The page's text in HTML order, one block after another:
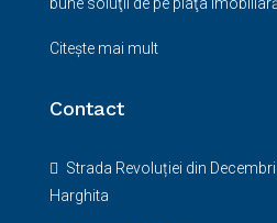
Citește mai mult
Contact
Strada Revoluției din
Harghita